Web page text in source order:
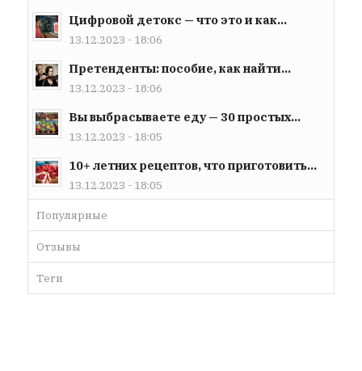
Цифровой детокс — что это и как...
13.12.2023 - 18:06
Претенденты: пособие, как найти...
13.12.2023 - 18:06
Вы выбрасываете еду — 30 простых...
13.12.2023 - 18:05
10+ летних рецептов, что приготовить...
13.12.2023 - 18:05
Популярные
Отзывы
Теги